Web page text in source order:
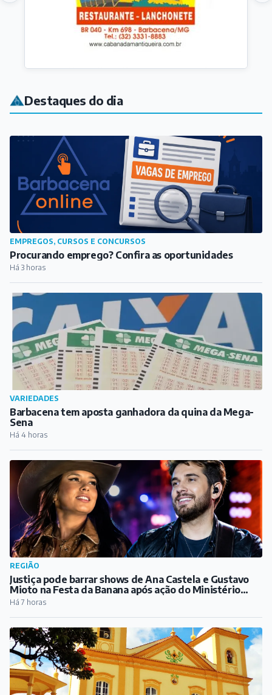
Procurando emprego? Confira as oportunidades
Há 3 horas
VARIEDADES
Barbacena tem aposta ganhadora da quina da Mega-
Sena
Há 4 horas
REGIÃO
Justiça pode barrar shows de Ana Castela e Gustavo
Mioto na Festa da Banana após ação do Ministério
Público
Há 7 horas
CULTURA
Festival gastronômico Sabores de Ibertioga chega à
sua 10ª edição
Há 7 horas